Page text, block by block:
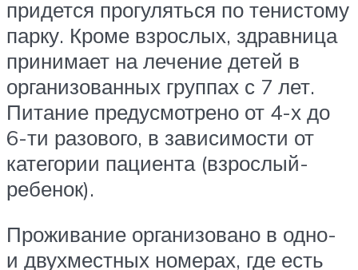
придется прогуляться по тенистому
парку. Кроме взрослых, здравница
принимает на лечение детей в
организованных группах с 7 лет.
Питание предусмотрено от 4-х до
6-ти разового, в зависимости от
категории пациента (взрослый-
ребенок).
Проживание организовано в одно-
и двухместных номерах, где есть